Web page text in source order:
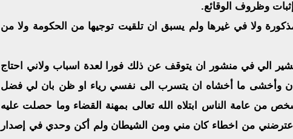
وظروف الوقائع.
ولا في غيرها ولم يسبق ان تلقيت توجيها من الحكومة ولا من
الي في منشور ان يتوقف عن ذلك فورا لعدة اسباب ولاني احتاج
وأخشى ما أخشاه ان يتسرب الى نفسي رياء او ظن بان لي فضل
2014 فما انا الا شخص من عامة الناس ابتلاه الله تعالى بمهنة القضاء وما حصلت عليه
من اخطاء كان مني ومن الشيطان ولم أكن وحدي في إصدار